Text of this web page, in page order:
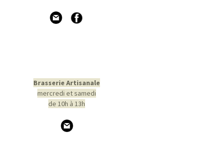
Brasserie Artisanale
mercredi et samedi
de 10h à 13h